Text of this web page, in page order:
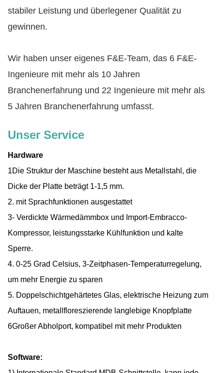
stabiler Leistung und überlegener Qualität zu
gewinnen.
Wir haben unser eigenes F&E-Team, das 6 F&E-
Ingenieure mit mehr als 10 Jahren
Branchenerfahrung und 22 Ingenieure mit mehr als
5 Jahren Branchenerfahrung umfasst.
Unser Service
Hardware
1Die Struktur der Maschine besteht aus Metallstahl, die
Dicke der Platte beträgt 1-1,5 mm.
2. mit Sprachfunktionen ausgestattet
3- Verdickte Wärmedämmbox und Import-Embracco-
Kompressor, leistungsstarke Kühlfunktion und kalte
Sperre.
4. 0-25 Grad Celsius, 3-Zeitphasen-Temperaturregelung,
um mehr Energie zu sparen
5. Doppelschichtgehärtetes Glas, elektrische Heizung zum
Auftauen, metallfloreszierende langlebige Knopfplatte
6Großer Abholport, kompatibel mit mehr Produkten
Software: